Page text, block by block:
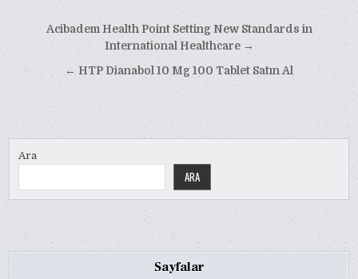
Yazı
gezinmesi
Acibadem Health Point Setting New Standards in
International Healthcare →
← HTP Dianabol 10 Mg 100 Tablet Satın Al
Ara
ARA
Sayfalar